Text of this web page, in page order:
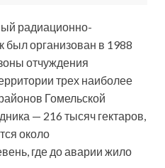
радиационно-
был организован в 1988
отчуждения
трех наиболее
Гомельской
— 216 тысяч гектаров,
около
где до аварии жило